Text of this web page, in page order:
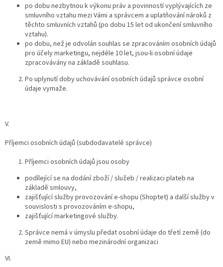
po dobu nezbytnou k výkonu práv a povinností vyplývajících ze
smluvního vztahu mezi Vámi a správcem a uplatňování nároků z
těchto smluvních vztahů (po dobu 15 let od ukončení smluvního
vztahu).
po dobu, než je odvolán souhlas se zpracováním osobních údajů
pro účely marketingu, nejdéle 10 let, jsou-li osobní údaje
zpracovávány na základě souhlasu.
Po uplynutí doby uchovávání osobních údajů správce osobní
údaje vymaže.
V.
Příjemci osobních údajů (subdodavatelé správce)
Příjemci osobních údajů jsou osoby
podílející se na dodání zboží / služeb / realizaci plateb na
základě smlouvy,
zajišťující služby provozování e-shopu (Shoptet) a další služby v
souvislosti s provozováním e-shopu,
zajišťující marketingové služby.
Správce nemá v úmyslu předat osobní údaje do třetí země (do
země mimo EU) nebo mezinárodní organizaci
VI.